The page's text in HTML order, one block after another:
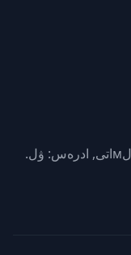
رەسپۋبليكا كازاحستان. 050022, گ. الмاتى, ادرەس: ۋل.